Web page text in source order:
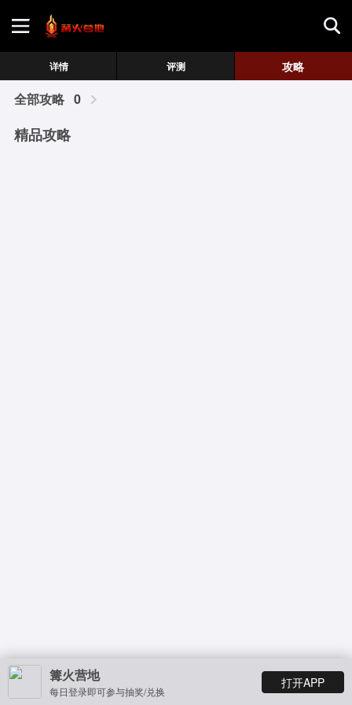
详情 评测 攻略
全部攻略 0
精品攻略
篝火营地
每日登录即可参与抽奖/兑换
打开APP